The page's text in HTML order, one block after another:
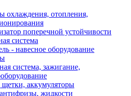
охлаждения, отопления,
поперечной устойчивости
система
- навесное оборудование
система, зажигание,
аккумуляторы
жидкости